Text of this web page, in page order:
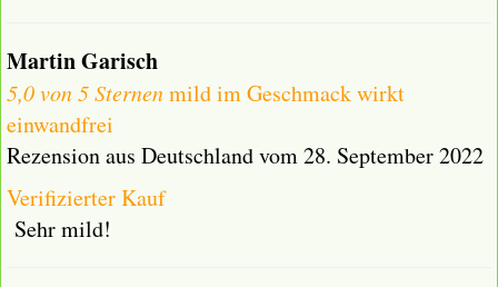
Martin Garisch
5,0 von 5 Sternenmild im Geschmack wirkt
einwandfrei
Rezension aus Deutschland vom 28. September 2022
Verifizierter Kauf
Sehr mild!